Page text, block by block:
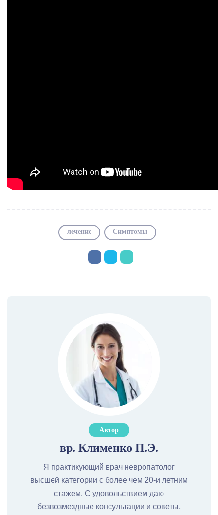
лечение Симптомы
Автор
вр. Клименко П.Э.
Я практикующий врач невропатолог
высшей категории с более чем 20-и летним
стажем. С удовольствием даю
безвозмездные консультации и советы,